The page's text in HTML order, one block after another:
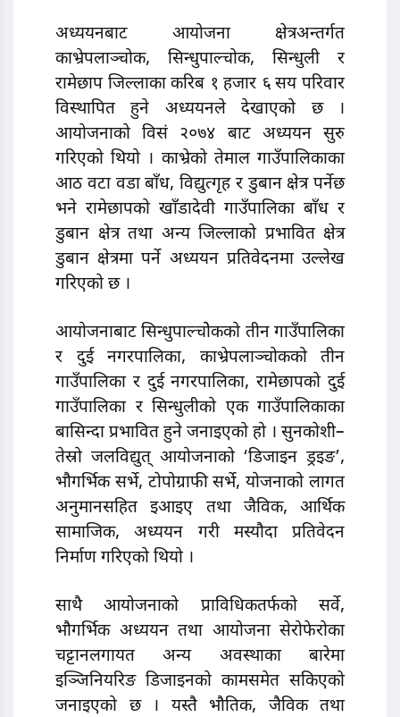
अध्ययनबाट आयोजना क्षेत्रअन्तर्गत
काभ्रेपलाञ्चोक, सिन्धुपाल्चोक, सिन्धुली र
रामेछाप जिल्लाका करिब १ हजार ६ सय परिवार
विस्थापित हुने अध्ययनले देखाएको छ ।
आयोजनाको विसं २०७४ बाट अध्ययन सुरु
गरिएको थियो । काभ्रेको तेमाल गाउँपालिकाका
आठ वटा वडा बाँध, विद्युत्गृह र डुबान क्षेत्र पर्नेछ
भने रामेछापको खाँडादेवी गाउँपालिका बाँध र
डुबान क्षेत्र तथा अन्य जिल्लाको प्रभावित क्षेत्र
डुबान क्षेत्रमा पर्ने अध्ययन प्रतिवेदनमा उल्लेख
गरिएको छ ।
आयोजनाबाट सिन्धुपाल्चोेकको तीन गाउँपालिका
र दुई नगरपालिका, काभ्रेपलाञ्चोकको तीन
गाउँपालिका र दुई नगरपालिका, रामेछापको दुई
गाउँपालिका र सिन्धुलीको एक गाउँपालिकाका
बासिन्दा प्रभावित हुने जनाइएको हो । सुनकोशी–
तेस्रो जलविद्युत् आयोजनाको ‘डिजाइन ड्रइङ’,
भौगर्भिक सर्भे, टोपोग्राफी सर्भे, योजनाको लागत
अनुमानसहित इआइए तथा जैविक, आर्थिक
सामाजिक, अध्ययन गरी मस्यौदा प्रतिवेदन
निर्माण गरिएको थियो ।
साथै आयोजनाको प्राविधिकतर्फको सर्वे,
भौगर्भिक अध्ययन तथा आयोजना सेरोफेरोका
चट्टानलगायत अन्य अवस्थाका बारेमा
इञ्जिनियरिङ डिजाइनको कामसमेत सकिएको
जनाइएको छ । यस्तै भौतिक, जैविक तथा